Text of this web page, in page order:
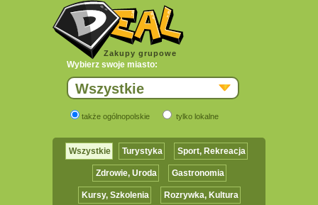
Zakupy grupowe
Wybierz swoje miasto:
Wszystkie
także ogólnopolskie tylko lokalne
Wszystkie Turystyka Sport, Rekreacja
Zdrowie, Uroda Gastronomia
Kursy, Szkolenia Rozrywka, Kultura